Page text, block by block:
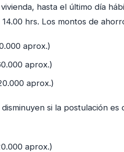
hasta el último día
hrs. Los montos de
aprox.)
aprox.)
aprox.)
si la postulación
aprox.)